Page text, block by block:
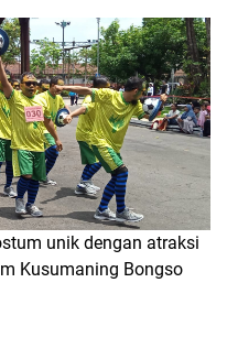
unik dengan atraksi
Kusumaning Bongso